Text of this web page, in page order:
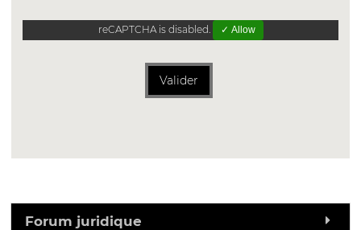
reCAPTCHA is disabled. ✓ Allow
Valider
Forum juridique